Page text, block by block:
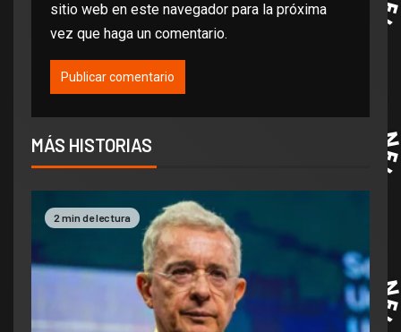
sitio web en este navegador para la próxima
vez que haga un comentario.
MÁS HISTORIAS
2 min de lectura